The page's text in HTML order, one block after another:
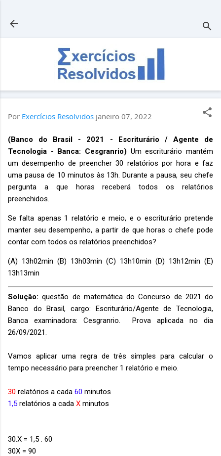
Por Exercícios Resolvidos janeiro 07, 2022
(Banco do Brasil - 2021 - Escriturário / Agente de
Tecnologia - Banca: Cesgranrio) Um escriturário mantém
um desempenho de preencher 30 relatórios por hora e faz
uma pausa de 10 minutos às 13h. Durante a pausa, seu chefe
pergunta a que horas receberá todos os relatórios
preenchidos.
Se falta apenas 1 relatório e meio, e o escriturário pretende
manter seu desempenho, a partir de que horas o chefe pode
contar com todos os relatórios preenchidos?
(A) 13h02min (B) 13h03min (C) 13h10min (D) 13h12min (E)
13h13min
Solução:questão de matemática do Concurso de 2021 do
Banco do Brasil, cargo: Escriturário/Agente de Tecnologia,
Banca examinadora: Cesgranrio. Prova aplicada no dia
26/09/2021.
Vamos aplicar uma regra de três simples para calcular o
tempo necessário para preencher 1 relatório e meio.
30 relatórios a cada 60 minutos
1,5 relatórios a cada X minutos
30.X = 1,5 . 60
30X = 90